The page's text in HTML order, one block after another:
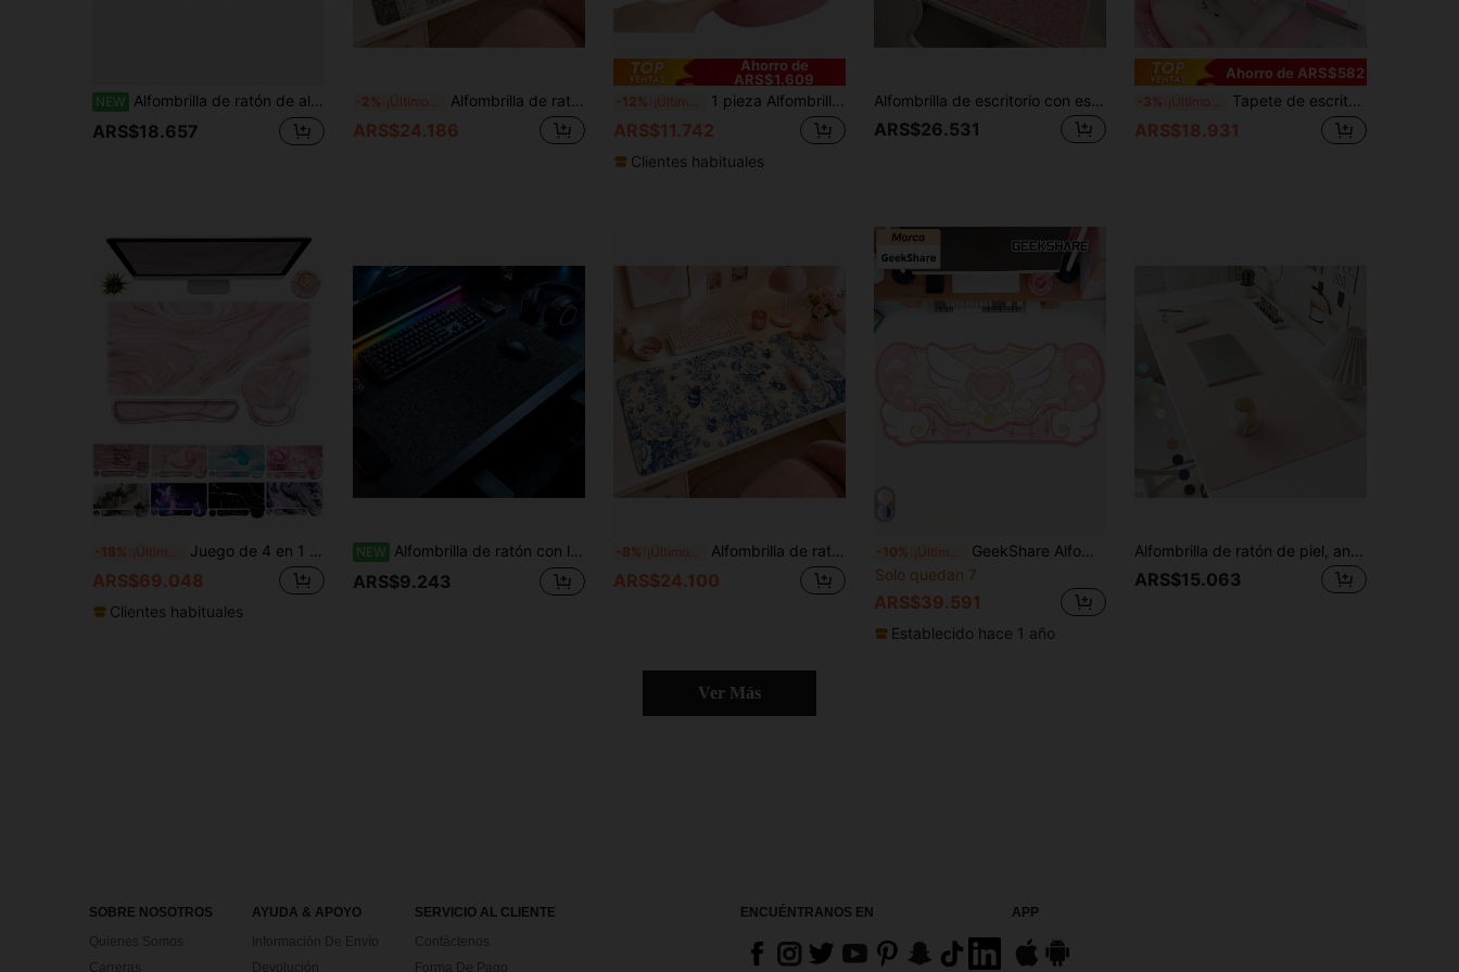
NEW Alfombrilla de ratón de aluminio duro impermeable, tapete portátil para juegos y oficina, compatible con portátil
ARS$18.657
-2% ¡Últimos 2 días Alfombrilla de ratón extendida con patchwork de rosas grises, tapete de escritorio acolchado estilo jardín acogedor, alfombrilla de computadora con patrón floral suave, tapete ancho para teclado, adecuado para oficina estilo campestre, dormitorio, configuración de portátil, decoración hecha a mano, regalo, base de goma antideslizante
ARS$24.186
Ahorro de
ARS$1.609
-12% ¡Últimos 3 días 1 pieza Alfombrilla de ratón 3D de silicona cómoda y gruesa antideslizante, adecuada para la oficina
ARS$11.742
Clientes habituales
Alfombrilla de escritorio con estampado floral rosa. Alfombrilla de escritorio para teletrabajo. Alfombrilla de ratón extra grande antideslizante que también sirve como almohadilla para el teclado. Alfombrilla de escritorio de gran tamaño. Alfombrilla de ratón para juegos y oficina. Accesorios de escritorio y de computadora con base antideslizante y bordes cosidos. Alfombrilla de escritorio y teclado para juegos y oficina.
ARS$26.531
Ahorro de ARS$582
-3% ¡Últimos 3 días Tapete de escritorio de cuero con lunares rosas y fresas estilo Y2K con lazo, almohadilla de escritorio de PU impermeable y antideslizante para escritorio de oficina
ARS$18.931
-18% ¡Últimos 3 días Juego de 4 en 1 de alfombrilla de ratón, reposamuñecas para teclado, reposamuñecas para ratón y posavasos, con diseño ergonómico, adecuado para escritorio de oficina en casa
ARS$69.048
Clientes habituales
NEW Alfombrilla de ratón con líneas topográficas para escritorio, alfombrilla de ratón gaming minimalista oscura, alfombrilla de escritorio extendida grande con borde cosido, base de goma antideslizante de poliéster, accesorios de escritorio para decoración de oficina en casa, almohadillas 35.4x15.7 pulgadas, regalo perfecto para hombres y mujeres
ARS$9.243
-8% ¡Últimos 3 días Alfombrilla de ratón grande con diseño floral de abeja azul, tapete de escritorio extra largo estilo campestre, accesorio de escritorio antideslizante para portátil/PC, adecuado para dormitorio, estudio y decoración del hogar
ARS$24.100
-10% ¡Últimos 3 días
GeekShare Alfombrilla de ratón con estilo de anime de la historia de las alas de estrella
Solo quedan 7
ARS$39.591
Establecido hace 1 año
Alfombrilla de ratón de piel, antideslizante, para escritorio, teclado y portátil de oficina, fácil de limpiar
ARS$15.063
Ver Más
SOBRE NOSOTROS
Quienes Somos
Carreras
AYUDA & APOYO
Información De Envío
Devolución
SERVICIO AL CLIENTE
Contáctenos
Forma De Pago
ENCUÉNTRANOS EN APP
Límite de ARS$82.160